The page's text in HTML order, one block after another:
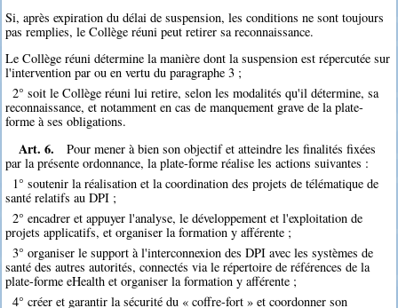
Si, après expiration du délai de suspension, les conditions ne sont toujours
pas remplies, le Collège réuni peut retirer sa reconnaissance.
Le Collège réuni détermine la manière dont la suspension est répercutée sur
l'intervention par ou en vertu du paragraphe 3 ;
2° soit le Collège réuni lui retire, selon les modalités qu'il détermine, sa
reconnaissance, et notamment en cas de manquement grave de la plate-
forme à ses obligations.
Art. 6.
Pour mener à bien son objectif et atteindre les finalités fixées
par la présente ordonnance, la plate-forme réalise les actions suivantes :
1° soutenir la réalisation et la coordination des projets de télématique de
santé relatifs au DPI ;
2° encadrer et appuyer l'analyse, le développement et l'exploitation de
projets applicatifs, et organiser la formation y afférente ;
3° organiser le support à l'interconnexion des DPI avec les systèmes de
santé des autres autorités, connectés via le répertoire de références de la
plate-forme eHealth et organiser la formation y afférente ;
4° créer et garantir la sécurité du « coffre-fort » et coordonner son